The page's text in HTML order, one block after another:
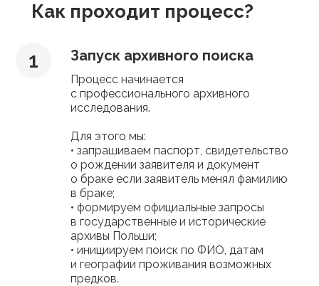
Как проходит процесс?
Запуск архивного поиска
Процесс начинается
с профессионального архивного
исследования.
Для этого мы:
• запрашиваем паспорт, свидетельство
о рождении заявителя и документ
о браке если заявитель менял фамилию
в браке;
• формируем официальные запросы
в государственные и исторические
архивы Польши;
• инициируем поиск по ФИО, датам
и географии проживания возможных
предков.